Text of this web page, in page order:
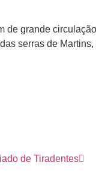
grande
serras de
de Tiradentes